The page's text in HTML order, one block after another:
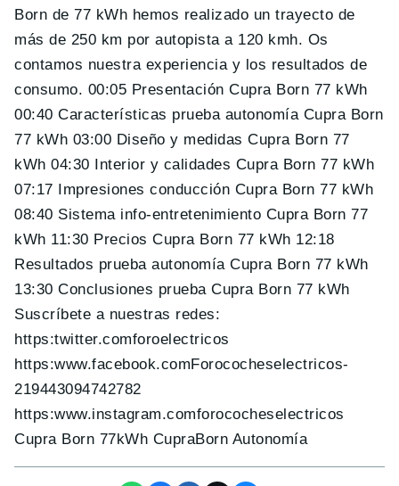
Born de 77 kWh hemos realizado un trayecto de
más de 250 km por autopista a 120 kmh. Os
contamos nuestra experiencia y los resultados de
consumo. 00:05 Presentación Cupra Born 77 kWh
00:40 Características prueba autonomía Cupra Born
77 kWh 03:00 Diseño y medidas Cupra Born 77
kWh 04:30 Interior y calidades Cupra Born 77 kWh
07:17 Impresiones conducción Cupra Born 77 kWh
08:40 Sistema info-entretenimiento Cupra Born 77
kWh 11:30 Precios Cupra Born 77 kWh 12:18
Resultados prueba autonomía Cupra Born 77 kWh
13:30 Conclusiones prueba Cupra Born 77 kWh
Suscríbete a nuestras redes:
https:twitter.comforoelectricos
https:www.facebook.comForococheselectricos-
219443094742782
https:www.instagram.comforococheselectricos
Cupra Born 77kWh CupraBorn Autonomía